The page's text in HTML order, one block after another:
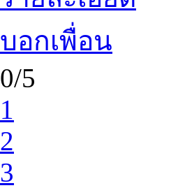
บอกเพื่อน
0/5
1
2
3